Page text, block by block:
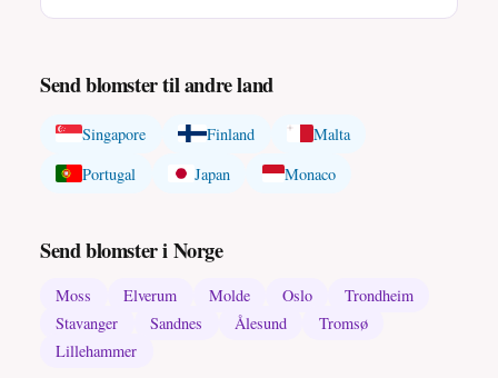
Send blomster til andre land
Singapore Finland
Malta
Portugal
Japan Monaco
Send blomster i Norge
Moss Elverum Molde Oslo
Trondheim
Stavanger
Sandnes Ålesund
Tromsø
Lillehammer